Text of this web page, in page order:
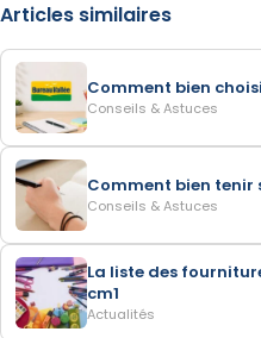
Articles similaires
Comment bien
Conseils & Astuces
Comment bien tenir
Conseils & Astuces
La liste des
cm1
Actualités